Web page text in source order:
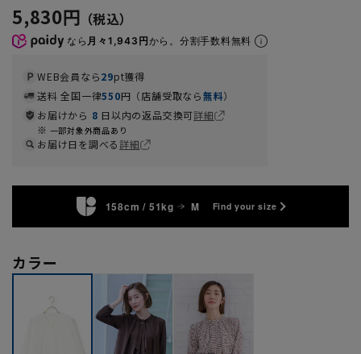
5,830円
なら 月々1,943円から。分割手数料無料
WEB会員なら29pt獲得
送料 全国一律550円（店舗受取なら無料）
お届けから 8 日以内の返品交換可詳細
一部対象外商品あり
お届け日を調べる詳細
158cm / 51kg M Find your size
カラー